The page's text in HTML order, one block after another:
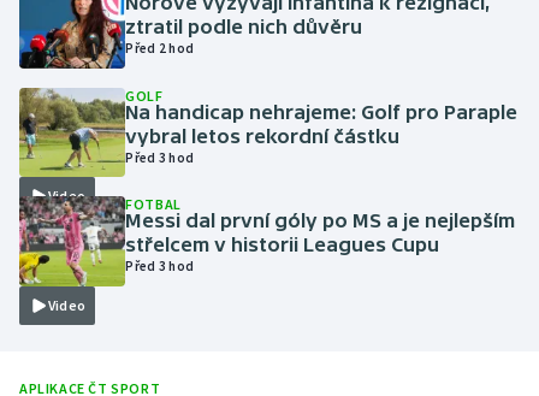
Moderní pětiboj
Motorsport
Olympijské hry
Parasport
Plavání
Ragby
ztratil podle nich důvěru
Před 2 hod
Video
GOLF
Na handicap nehrajeme: Golf pro Paraple
vybral letos rekordní částku
Před 3 hod
Video
FOTBAL
Messi dal první góly po MS a je nejlepším
střelcem v historii Leagues Cupu
Před 3 hod
APLIKACE ČT SPORT